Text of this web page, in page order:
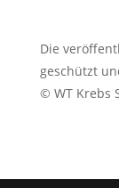
Die
geschützt
© WT Krebs